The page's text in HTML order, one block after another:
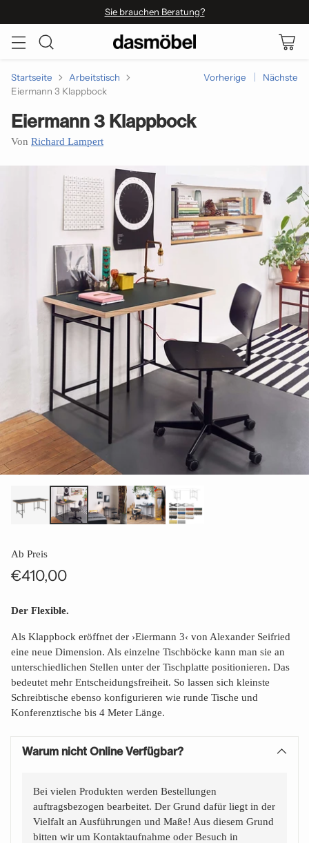
Sie brauchen Beratung?
Startseite
Arbeitstisch
Eiermann 3 Klappbock
Vorherige Nächste
Eiermann 3 Klappbock
Von Richard Lampert
Ab Preis
Normaler
Preis
€410,00
Der Flexible.
Als Klappbock eröffnet der ›Eiermann 3‹ von Alexander Seifried
eine neue Dimension. Als einzelne Tischböcke kann man sie an
unterschiedlichen Stellen unter der Tischplatte positionieren. Das
bedeutet mehr Entscheidungsfreiheit. So lassen sich kleinste
Schreibtische ebenso konfigurieren wie runde Tische und
Konferenztische bis 4 Meter Länge.
Warum nicht Online Verfügbar?
Bei vielen Produkten werden Bestellungen
auftragsbezogen bearbeitet. Der Grund dafür liegt in der
Vielfalt an Ausführungen und Maße! Aus diesem Grund
bitten wir um Kontaktaufnahme oder Besuch in